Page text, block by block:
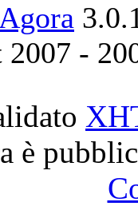
Agora
-
è